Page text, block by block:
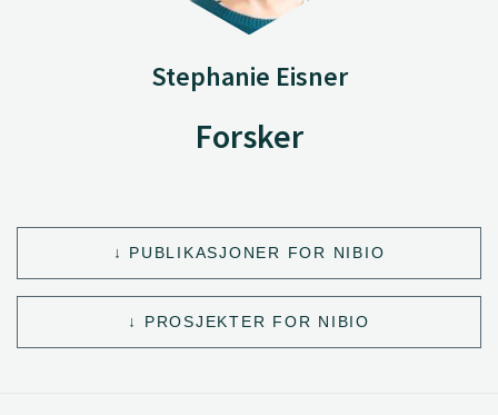
Stephanie Eisner
Forsker
PUBLIKASJONER FOR NIBIO
PROSJEKTER FOR NIBIO